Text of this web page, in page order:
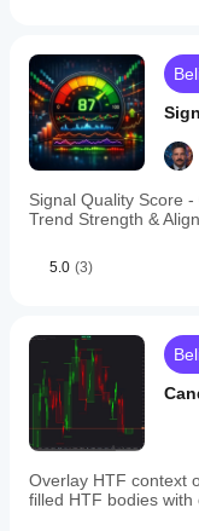
Signal Quality Score -
Trend Strength &
5.0 (3)
Overlay HTF context
filled HTF bodies with